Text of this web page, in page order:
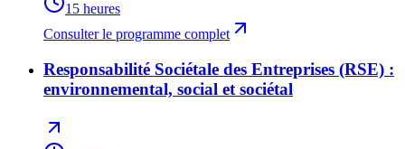
15 heures
Consulter le programme complet
Responsabilité Sociétale des Entreprises (RSE) :
environnemental, social et sociétal